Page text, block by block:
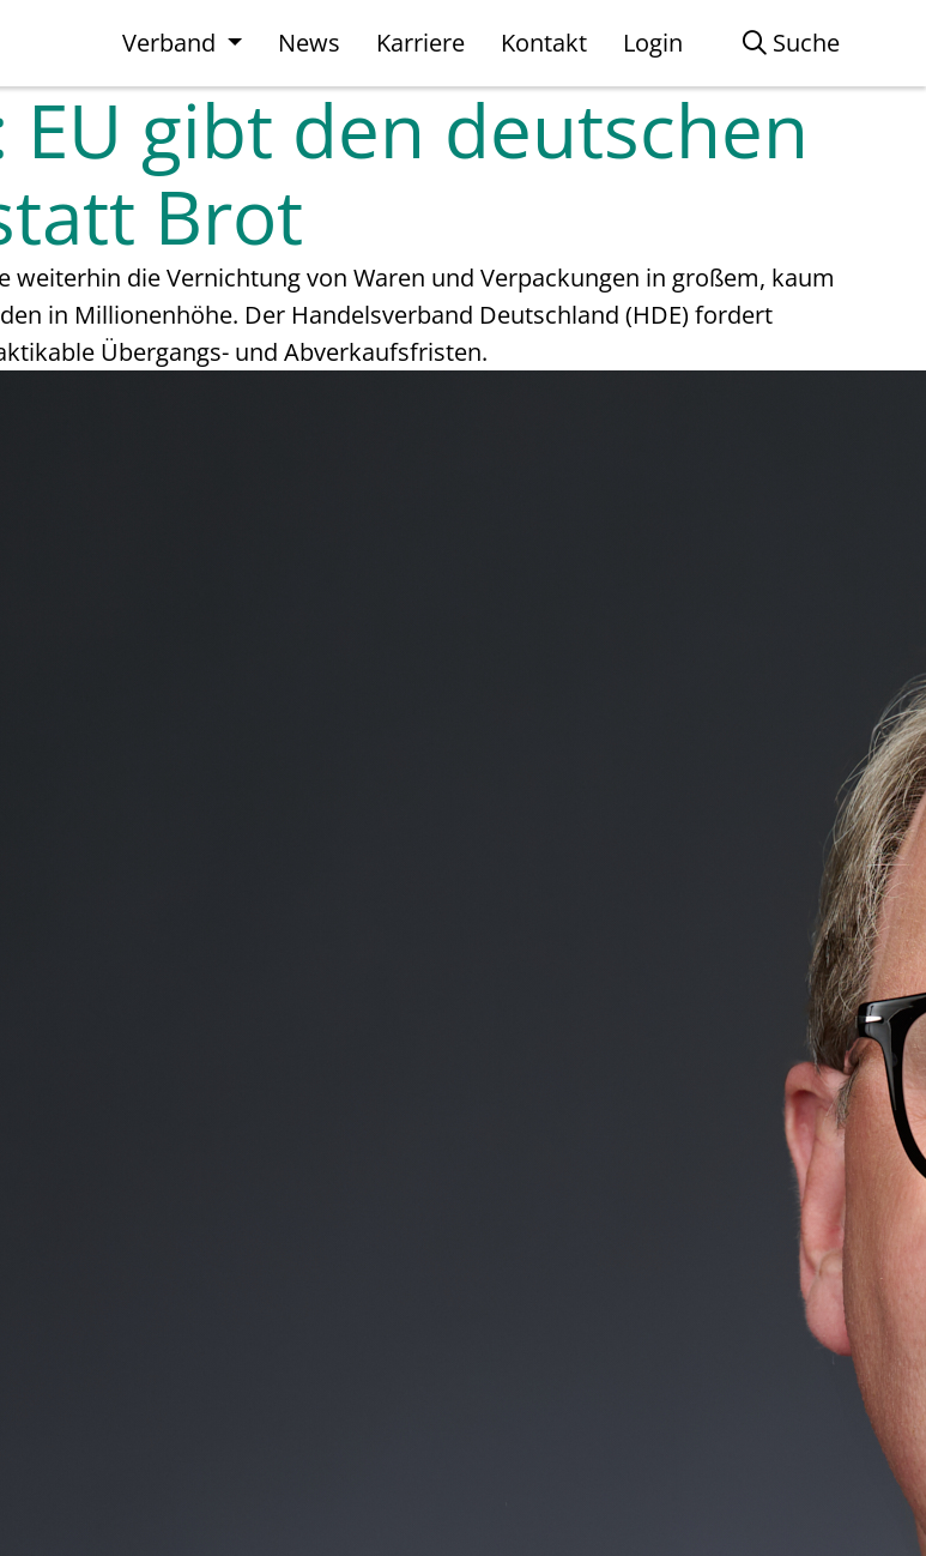
Verband News Karriere Kontakt Login Suche
EU gibt den deutschen
Brot
weiterhin die Vernichtung von Waren und Verpackungen in großem, kaum
in Millionenhöhe. Der Handelsverband Deutschland (HDE) fordert
Übergangs- und Abverkaufsfristen.